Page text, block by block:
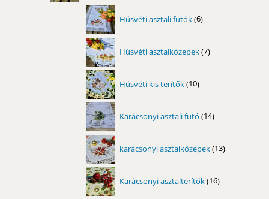
Húsvéti asztali futók 6
termék
Húsvéti asztalközepek 7
termék
Húsvéti kis terítők 10
termék
Karácsonyi asztali futó 14
termék
karácsonyi asztalközepek 13
termék
Karácsonyi asztalterítők 16
termék